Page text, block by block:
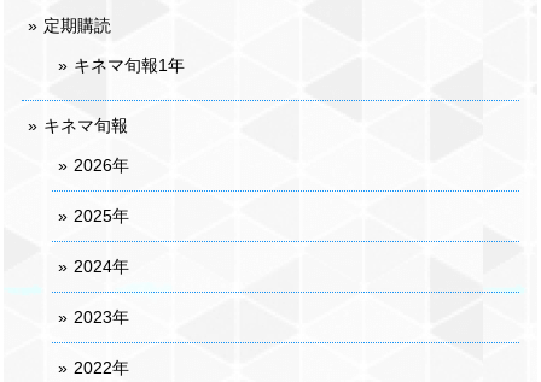
定期購読
キネマ旬報1年
キネマ旬報
2026年
2025年
2024年
2023年
2022年